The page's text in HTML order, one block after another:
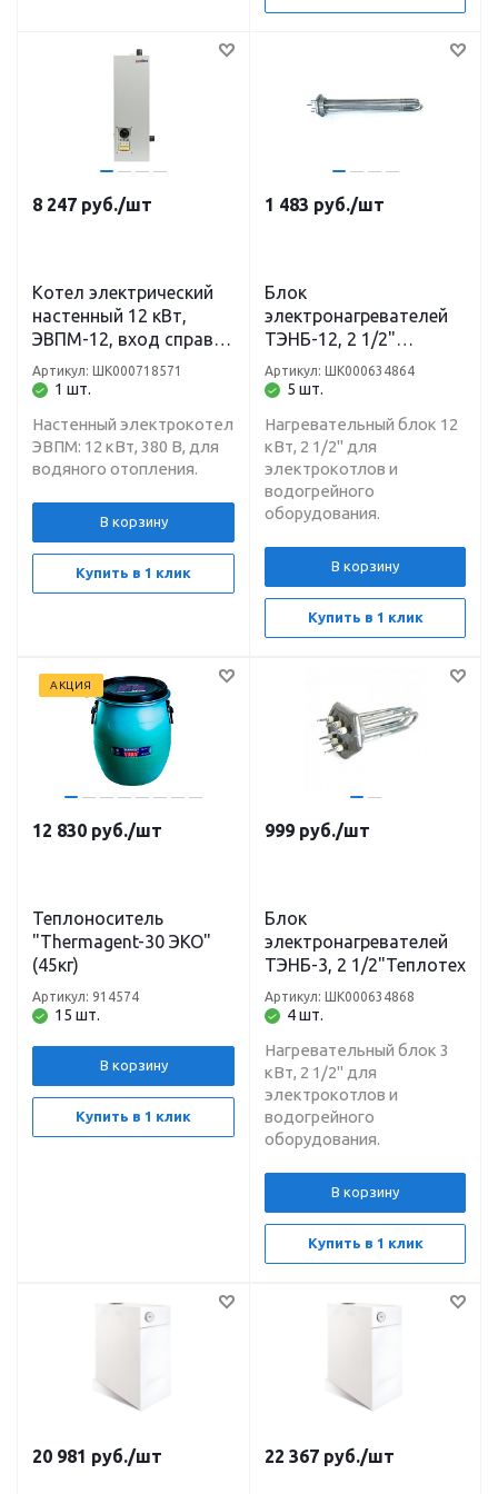
8 247 руб./шт
Котел электрический
настенный 12 кВт,
ЭВПМ-12, вход справа
1", 380 В Теплотех
1 шт.
Артикул: ШК000718571
Настенный электрокотел
ЭВПМ: 12 кВт, 380 В, для
водяного отопления.
В корзину
Купить в 1 клик
1 483 руб./шт
Блок
электронагревателей
ТЭНБ-12, 2 1/2"
Теплотех
5 шт.
Артикул: ШК000634864
Нагревательный блок 12
кВт, 2 1/2" для
электрокотлов и
водогрейного
оборудования.
В корзину
Купить в 1 клик
АКЦИЯ
12 830 руб./шт
Теплоноситель
"Thermagent-30 ЭКО"
(45кг)
15 шт.
Артикул: 914574
В корзину
Купить в 1 клик
999 руб./шт
Блок
электронагревателей
ТЭНБ-3, 2 1/2"Теплотех
4 шт.
Артикул: ШК000634868
Нагревательный блок 3
кВт, 2 1/2" для
электрокотлов и
водогрейного
оборудования.
В корзину
Купить в 1 клик
20 981 руб./шт 22 367 руб./шт